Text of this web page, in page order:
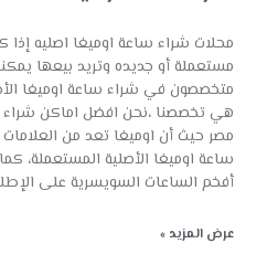
محلات شراء ساعة اوميغا اصليه إذا
مستعملة أو جديده وتريد بيعها
متخصصون في شراء ساعة اوميغا
هي تخصصنا ،نحن افضل اماكن
مصر حيث أن اوميغا تعد من
ساعة اوميغا الأصلية المستعملة،
أفخم الساعات السويسرية على
عرض المزيد »